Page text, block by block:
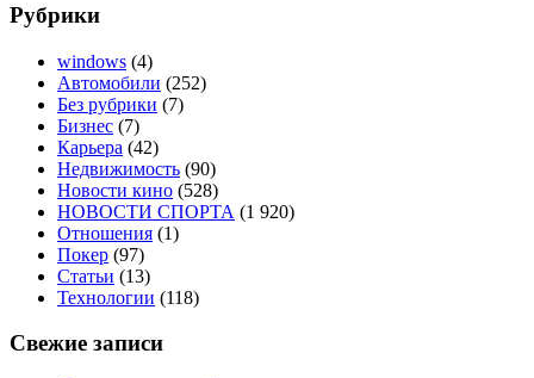
Рубрики
windows (4)
Автомобили (252)
Без рубрики (7)
Бизнес (7)
Карьера (42)
Недвижимость (90)
Новости кино (528)
НОВОСТИ СПОРТА (1 920)
Отношения (1)
Покер (97)
Статьи (13)
Технологии (118)
Свежие записи